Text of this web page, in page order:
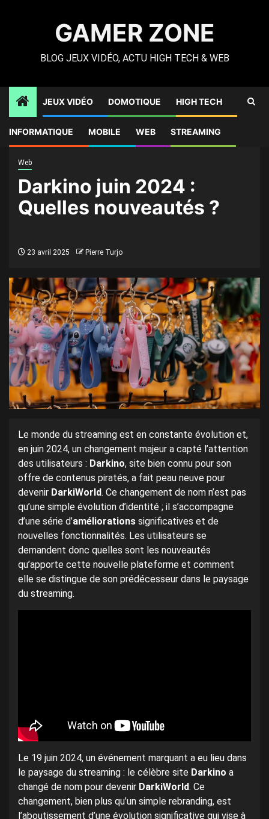
GAMER ZONE
BLOG JEUX VIDÉO, ACTU HIGH TECH & WEB
JEUX VIDÉO DOMOTIQUE HIGH TECH
INFORMATIQUE MOBILE WEB STREAMING
nouveautés ?
Web
Darkino juin 2024 :
Quelles nouveautés ?
23 avril 2025 Pierre Turjo
Le monde du streaming est en constante évolution et,
en juin 2024, un changement majeur a capté l’attention
des utilisateurs : Darkino, site bien connu pour son
offre de contenus piratés, a fait peau neuve pour
devenir DarkiWorld. Ce changement de nom n’est pas
qu’une simple évolution d’identité ; il s’accompagne
d’une série d’améliorations significatives et de
nouvelles fonctionnalités. Les utilisateurs se
demandent donc quelles sont les nouveautés
qu’apporte cette nouvelle plateforme et comment
elle se distingue de son prédécesseur dans le paysage
du streaming.
Le 19 juin 2024, un événement marquant a eu lieu dans
le paysage du streaming : le célèbre site Darkino a
changé de nom pour devenir DarkiWorld. Ce
changement, bien plus qu’un simple rebranding, est
l’aboutissement d’une évolution significative qui vise à